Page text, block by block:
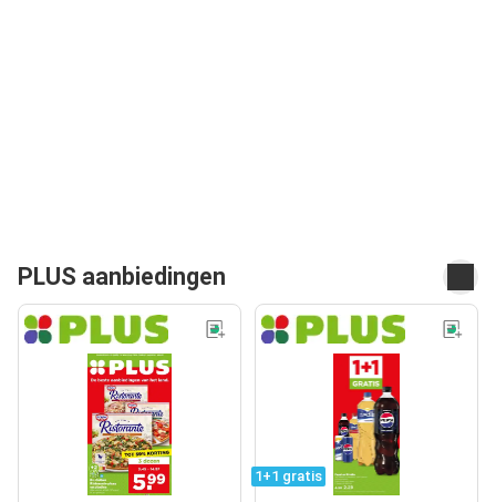
PLUS aanbiedingen
1+1 gratis